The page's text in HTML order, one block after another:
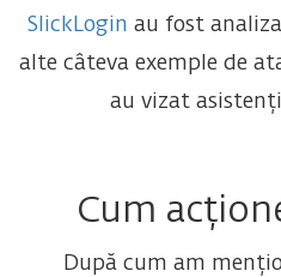
SlickLogin au fost
alte câteva exemple de
au vizat
Cum
După cum am